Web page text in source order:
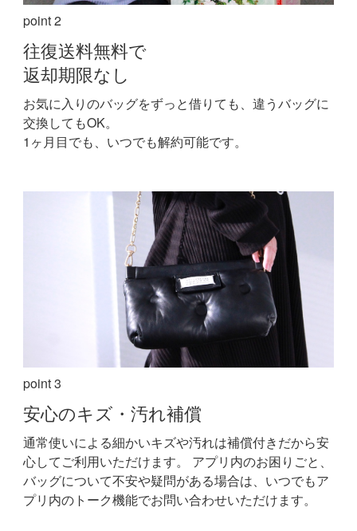
point 2
往復送料無料で
返却期限なし
お気に入りのバッグをずっと借りても、違うバッグに
交換してもOK。
1ヶ月目でも、いつでも解約可能です。
point 3
安心のキズ・汚れ補償
通常使いによる細かいキズや汚れは補償付きだから安
心してご利用いただけます。 アプリ内のお困りごと、
バッグについて不安や疑問がある場合は、いつでもア
プリ内のトーク機能でお問い合わせいただけます。